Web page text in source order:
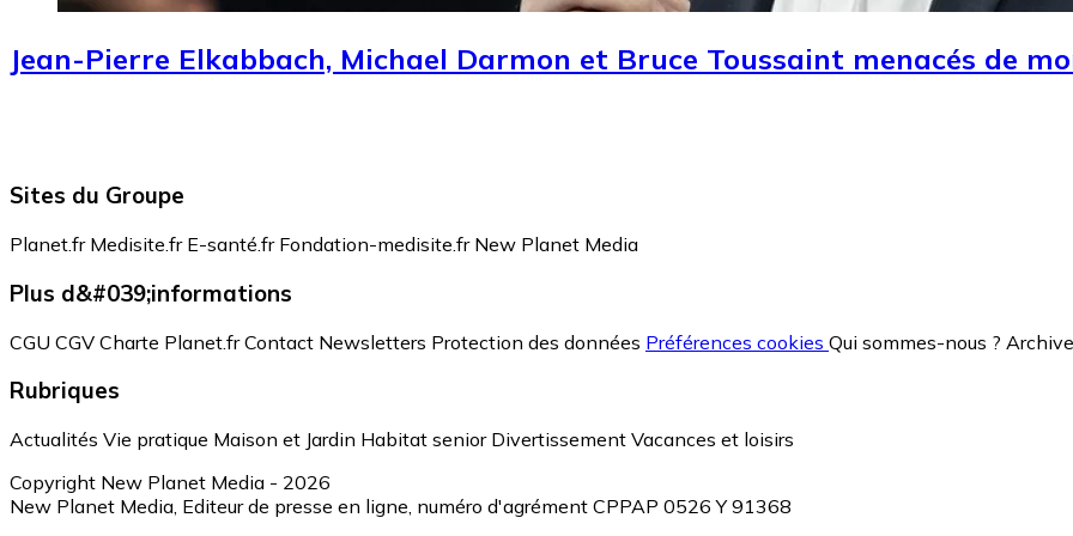
Jean-Pierre Elkabbach, Michael Darmon et Bruce Toussaint menacés de
Sites du Groupe
Planet.fr Medisite.fr E-santé.fr Fondation-medisite.fr New Planet Media
Plus d&#039;informations
CGU CGV Charte Planet.fr Contact Newsletters Protection des données Préférences cookies Qui sommes-nous ?
Rubriques
Actualités Vie pratique Maison et Jardin Habitat senior Divertissement Vacances et loisirs
Copyright New Planet Media - 2026
New Planet Media, Editeur de presse en ligne, numéro d'agrément CPPAP 0526 Y 91368